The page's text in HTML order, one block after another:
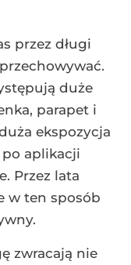
przez długi
duże
parapet i
ekspozycja
po aplikacji
Przez lata
w ten sposób
zwracają nie